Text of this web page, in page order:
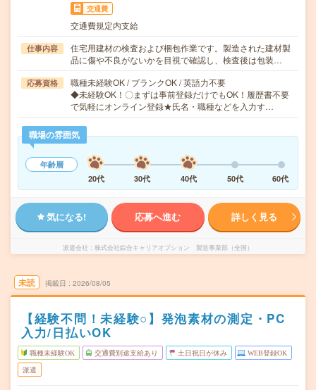
交通費
交通費規定内支給
仕事内容
住宅用建材の検査および梱包作業です。製造された建材製
品に傷や不良がないかを目視で確認し、検査後は包装…
応募資格
職種未経験OK / ブランクOK / 英語力不要
◆未経験OK！〇まずは事前登録だけでもOK！履歴書不要
で気軽にオンライン登録★氏名・職種などを入力す…
職場の雰囲気
年齢層
20代
30代 40代 50代 60代
気になる! 応募へ進む 詳しく見る
派遣会社 株式会社綜合キャリアオプション 製造事業部（全国）
未読 掲載日 2026/08/05
【経験不問！未経験○】発泡素材の測定・PC
入力/日払いOK
職種未経験OK 交通費別途支給あり 土日祝日が休み WEB登録OK
派遣